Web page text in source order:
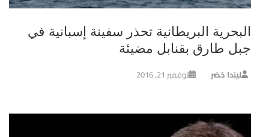
البحرية البريطانية تحذر سفينة إسبانية في
جبل طارق بقنابل مضيئة
ليندا خضر نوفمبر 21, 2016